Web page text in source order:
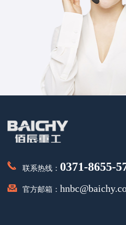
联系热线： 0371-8655-
官方邮箱：